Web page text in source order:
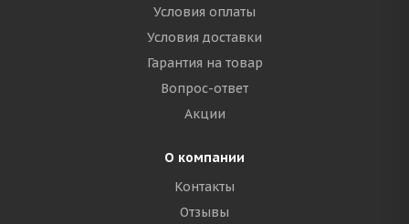
Условия оплаты
Условия доставки
Гарантия на товар
Вопрос-ответ
Акции
О компании
Контакты
Отзывы